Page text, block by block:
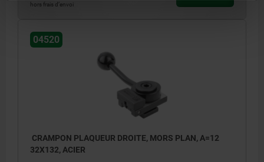
hors frais d’envoi
04520
CRAMPON PLAQUEUR DROITE, MORS PLAN, A=12
32X132, ACIER